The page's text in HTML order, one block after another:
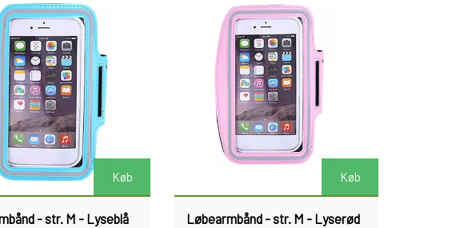
Køb
- str. M - Lyseblå
Køb
Løbearmbånd - str. M - Lyserød